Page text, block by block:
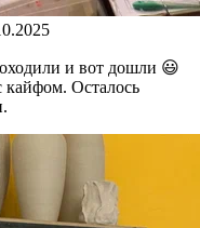
и вот дошли 😃
кайфом. Осталось